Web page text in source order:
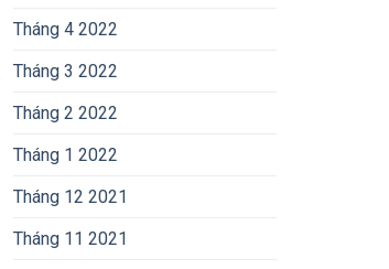
Tháng 4 2022
Tháng 3 2022
Tháng 2 2022
Tháng 1 2022
Tháng 12 2021
Tháng 11 2021